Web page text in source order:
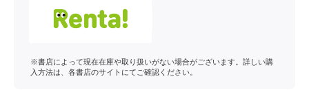
※書店によって現在在庫や取り扱いがない場合がございます。詳しい購
入方法は、各書店のサイトにてご確認ください。